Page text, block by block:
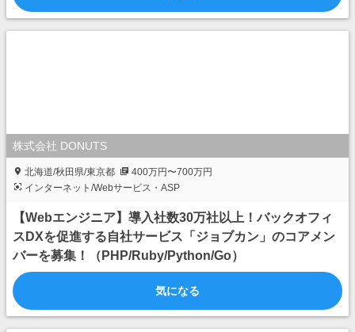
株式会社 DONUTS
北海道/秋田県/東京都
400万円〜700万円
インターネット/Webサービス・ASP
【Webエンジニア】導入社数30万社以上！バックオフィ
スDXを促進する自社サービス「ジョブカン」のコアメン
バーを募集！（PHP/Ruby/Python/Go）
気になる